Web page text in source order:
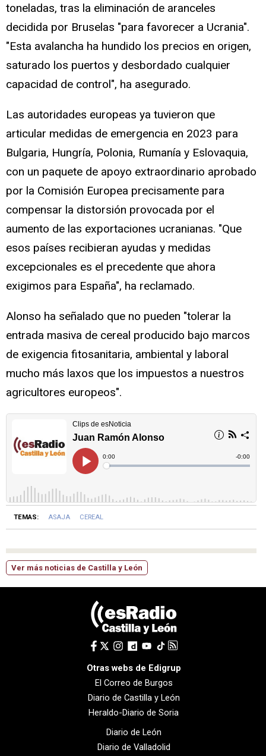
toneladas, tras la eliminación de aranceles
decidida por Bruselas "para favorecer a Ucrania".
"Esta avalancha ha hundido los precios en origen,
saturado los puertos y desbordado cualquier
capacidad de control", ha asegurado.
Las autoridades europeas ya tuvieron que
articular medidas de emergencia en 2023 para
Bulgaria, Hungría, Polonia, Rumanía y Eslovaquia,
con un paquete de apoyo extraordinario aprobado
por la Comisión Europea precisamente para
compensar la distorsión provocada por el
aumento de las exportaciones ucranianas. "Que
esos países recibieran ayudas y medidas
excepcionales es el precedente que ahora
exigimos para España", ha reclamado.
Alonso ha señalado que no pueden "tolerar la
entrada masiva de cereal producido bajo marcos
de exigencia fitosanitaria, ambiental y laboral
mucho más laxos que los impuestos a nuestros
agricultores europeos".
TEMAS: ASAJA CEREAL
Ver más noticias de Castilla y León
Otras webs de Edigrup
El Correo de Burgos
Diario de Castilla y León
Heraldo-Diario de Soria
Diario de León
Diario de Valladolid